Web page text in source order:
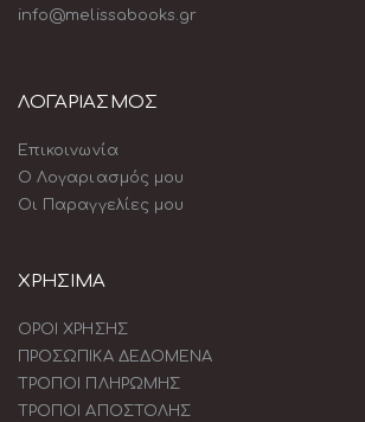
info@melissabooks.gr
ΛΟΓΑΡΙΑΣΜΟΣ
Επικοινωνία
Ο Λογαριασμός μου
Οι Παραγγελίες μου
ΧΡΗΣΙΜΑ
ΟΡΟΙ ΧΡΗΣΗΣ
ΠΡΟΣΩΠΙΚΑ ΔΕΔΟΜΕΝΑ
ΤΡΟΠΟΙ ΠΛΗΡΩΜΗΣ
ΤΡΟΠΟΙ ΑΠΟΣΤΟΛΗΣ